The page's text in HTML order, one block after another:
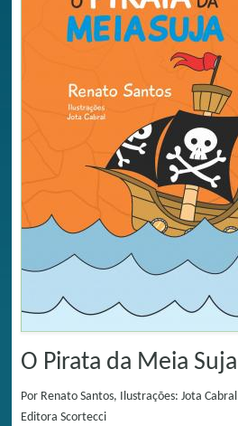
O Pirata da Meia Suja
Por Renato Santos, Ilustrações: Jota Cabral
Editora Scortecci